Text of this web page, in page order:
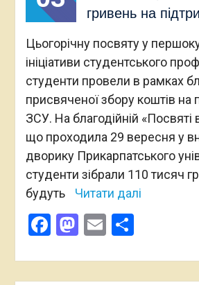
гривень на
Цьогорічну посвяту у
ініціативи студентського
студенти провели в рамках
присвяченої збору коштів на
ЗСУ. На благодійній «Посвяті
що проходила 29 вересня у
дворику Прикарпатського
студенти зібрали 110 тисяч
будуть
Читати далі
Facebook
Mastodon
Email